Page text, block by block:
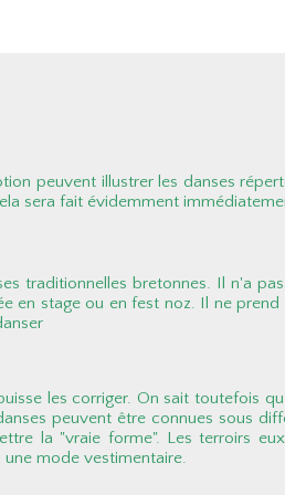
peuvent illustrer les danses
sera fait évidemment
traditionnelles bretonnes. Il n'a
en stage ou en fest noz. Il ne
les corriger. On sait toutefois
peuvent être connues sous
la "vraie forme". Les terroirs
mode vestimentaire.